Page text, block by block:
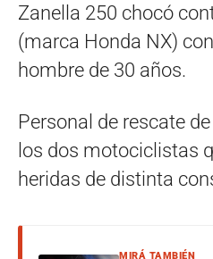
Zanella 250 chocó
(marca Honda NX)
hombre de 30 años.
Personal de rescate
los dos motociclistas
heridas de distinta
MIRÁ TAMBIÉN